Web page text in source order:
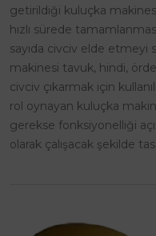
getirildiği kuluçka
hızlı sürede
sayıda civciv elde etmeyi
makinesi tavuk, hindi,
civciv çıkarmak için
rol oynayan kuluçka
gerekse fonksiyonelliği
olarak çalışacak şekilde